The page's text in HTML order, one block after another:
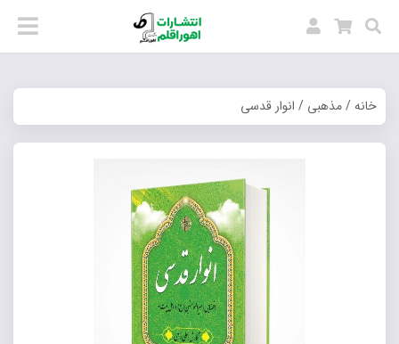
خانه/مذهبی / انوار قدسی